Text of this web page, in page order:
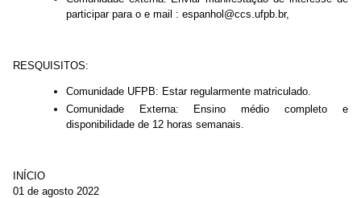
participar para o e mail : espanhol@ccs.ufpb.br,
RESQUISITOS:
Comunidade UFPB: Estar regularmente matriculado.
Comunidade Externa: Ensino médio completo e
disponibilidade de 12 horas semanais.
INÍCIO
01 de agosto 2022